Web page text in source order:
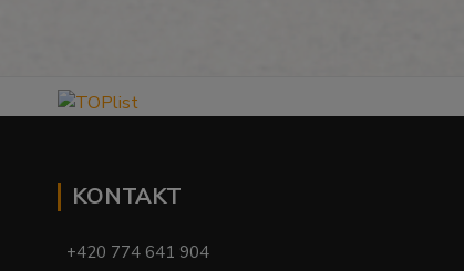
KONTAKT
+420 774 641 904